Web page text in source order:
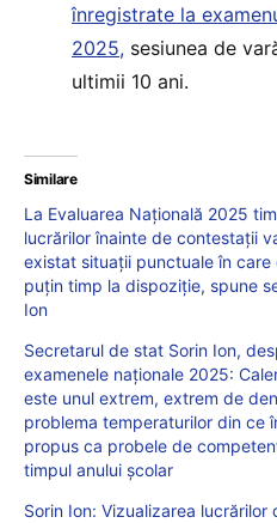
înregistrate la
2025, sesiunea de
ultimii 10 ani.
Similare
La Evaluarea Națională 2025
lucrărilor înainte de contestații
existat situații punctuale în care
puțin timp la dispoziție, spune
Ion
Secretarul de stat Sorin Ion,
examenele naționale 2025:
este unul extrem, extrem de
problema temperaturilor din ce
propus ca probele de
timpul anului şcolar
Sorin Ion: Vizualizarea lucrărilor